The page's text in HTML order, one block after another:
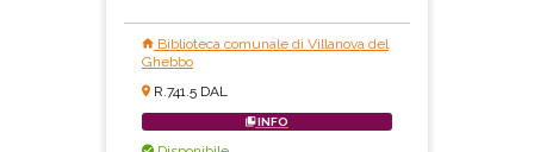
Biblioteca comunale di Villanova del
Ghebbo
R.741.5 DAL
INFO